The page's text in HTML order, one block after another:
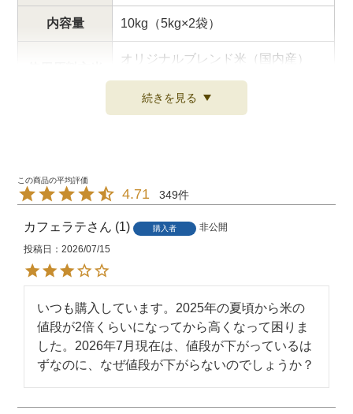
内容量 10kg（5kg×2袋）
オリジナルブレンド米（国内産）
（詳しくはこちら）
お米は、農産物と同じで賞味期限は
ありません。
保存方法
密閉できる容器に入れて、冷暗所
（冷蔵庫など）に保存してくださ
い。
販売者 東洋ライス株式会社
続きを見る
4.71 349
カフェラテ 1 購入者
非公開
投稿日
2026/07/15
いつも購入しています。2025年の夏頃から米の
値段が2倍くらいになってから高くなって困りま
した。2026年7月現在は、値段が下がっているは
ずなのに、なぜ値段が下がらないのでしょうか？